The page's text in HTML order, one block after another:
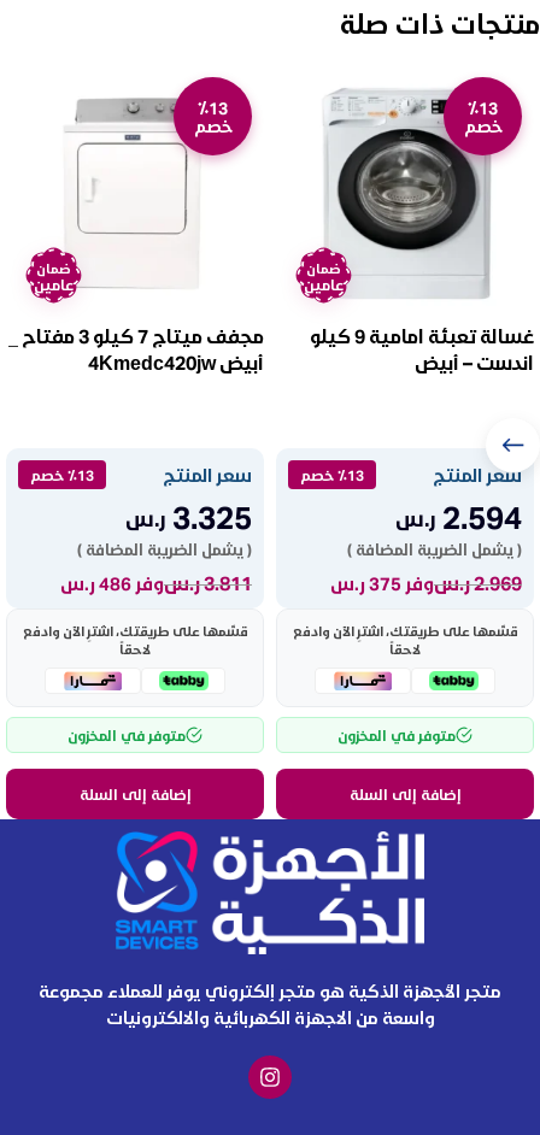
منتجات ذات صلة
٪13
خصم
ضمان
عامين
غسالة تعبئة امامية 9 كيلو
اندست – أبيض
سعر المنتج ٪13 خصم
2.594 ر.س
( يشمل الضريبة المضافة )
2.969ر.سوفر 375 ر.س
قسّمها على طريقتك، اشترِ الآن وادفع
لاحقاً
متوفر في المخزون
إضافة إلى السلة
٪13
خصم
ضمان
عامين
مجفف ميتاج 7 كيلو 3 مفتاح _
أبيض 4Kmedc420jw
سعر المنتج ٪13 خصم
3.325 ر.س
( يشمل الضريبة المضافة )
3.811ر.سوفر 486 ر.س
قسّمها على طريقتك، اشترِ الآن وادفع
لاحقاً
متوفر في المخزون
إضافة إلى السلة
متجر الأجهزة الذكية هو متجر إلكتروني يوفر للعملاء مجموعة
واسعة من الاجهزة الكهربائية والالكترونيات